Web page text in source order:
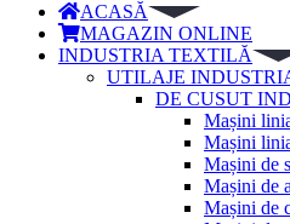
ACASĂ
MAGAZIN ONLINE
INDUSTRIA TEXTILĂ
UTILAJE
DE CUSUT
Mașini
Mașini
Mașini de
Mașini de
Mașini de